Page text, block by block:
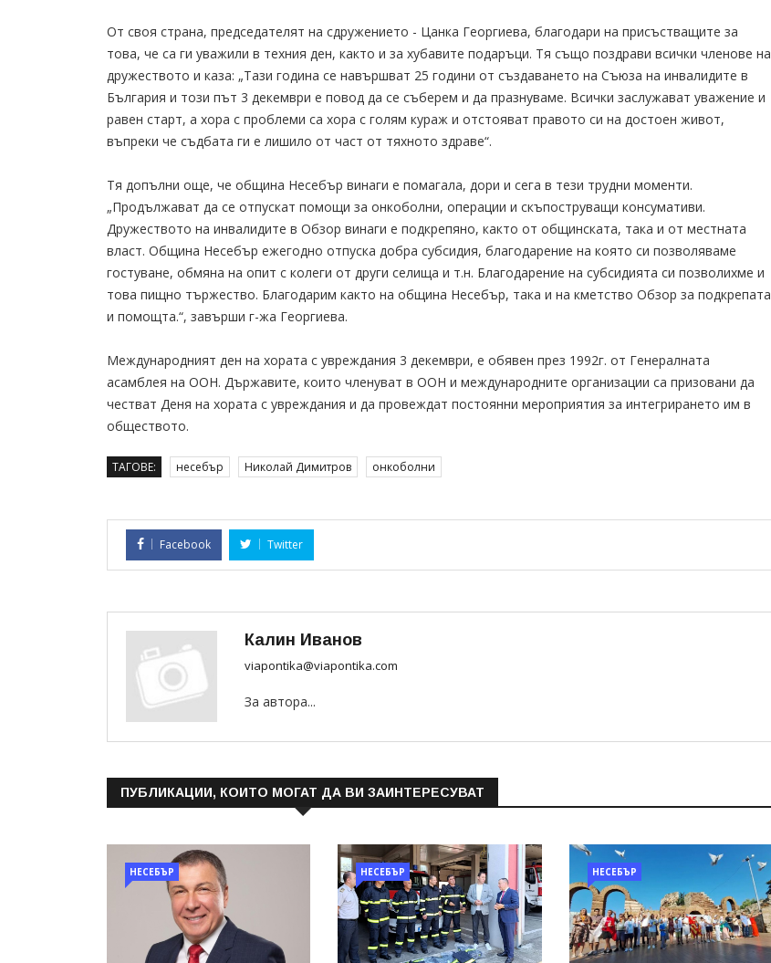
От своя страна, председателят на сдружението - Цанка Георгиева, благодари на присъстващите за
това, че са ги уважили в техния ден, както и за хубавите подаръци. Тя също поздрави всички членове на
дружеството и каза: „Тази година се навършват 25 години от създаването на Съюза на инвалидите в
България и този път 3 декември е повод да се съберем и да празнуваме. Всички заслужават уважение и
равен старт, а хора с проблеми са хора с голям кураж и отстояват правото си на достоен живот,
въпреки че съдбата ги е лишило от част от тяхното здраве“.
Тя допълни още, че община Несебър винаги е помагала, дори и сега в тези трудни моменти.
„Продължават да се отпускат помощи за онкоболни, операции и скъпоструващи консумативи.
Дружеството на инвалидите в Обзор винаги е подкрепяно, както от общинската, така и от местната
власт. Община Несебър ежегодно отпуска добра субсидия, благодарение на която си позволяваме
гостуване, обмяна на опит с колеги от други селища и т.н. Благодарение на субсидията си позволихме и
това пищно тържество. Благодарим както на община Несебър, така и на кметство Обзор за подкрепата
и помощта.“, завърши г-жа Георгиева.
Международният ден на хората с увреждания 3 декември, е обявен през 1992г. от Генералната
асамблея на ООН. Държавите, които членуват в ООН и международните организации са призовани да
честват Деня на хората с увреждания и да провеждат постоянни мероприятия за интегрирането им в
обществото.
ТАГОВЕ: несебър Николай Димитров онкоболни
Facebook Twitter
Калин Иванов
viapontika@viapontika.com
За автора...
ПУБЛИКАЦИИ, КОИТО МОГАТ ДА ВИ ЗАИНТЕРЕСУВАТ
НЕСЕБЪР НЕСЕБЪР НЕСЕБЪР